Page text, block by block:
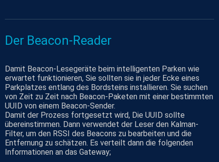
Der Beacon-Reader
Damit Beacon-Lesegeräte beim intelligenten Parken wie
erwartet funktionieren, Sie sollten sie in jeder Ecke eines
Parkplatzes entlang des Bordsteins installieren. Sie suchen
von Zeit zu Zeit nach Beacon-Paketen mit einer bestimmten
UUID von einem Beacon-Sender.
Damit der Prozess fortgesetzt wird, Die UUID sollte
übereinstimmen. Dann verwendet der Leser den Kalman-
Filter, um den RSSI des Beacons zu bearbeiten und die
Entfernung zu schätzen. Es verteilt dann die folgenden
Informationen an das Gateway;